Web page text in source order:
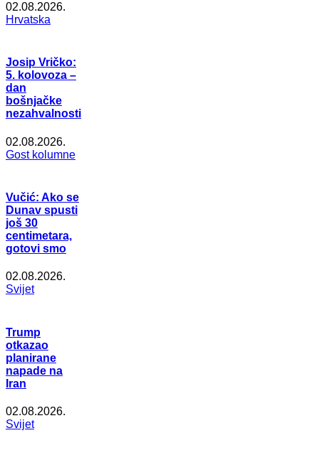
02.08.2026.
Hrvatska
Josip Vričko:
5. kolovoza –
dan
bošnjačke
nezahvalnosti
02.08.2026.
Gost kolumne
Vučić: Ako se
Dunav spusti
još 30
centimetara,
gotovi smo
02.08.2026.
Svijet
Trump
otkazao
planirane
napade na
Iran
02.08.2026.
Svijet